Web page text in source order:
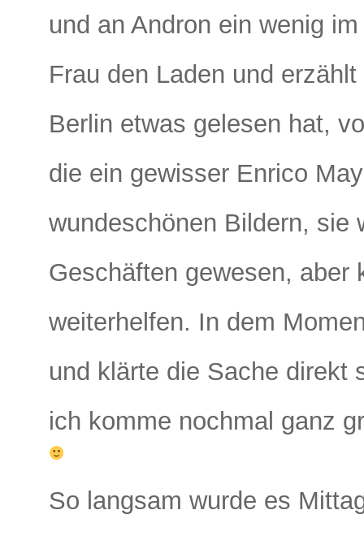
und an Andron ein wenig
Frau den Laden und
Berlin etwas gelesen hat,
die ein gewisser Enrico
wundeschönen Bildern, sie
Geschäften gewesen, aber
weiterhelfen. In dem
und klärte die Sache direkt
ich komme nochmal ganz
So langsam wurde es